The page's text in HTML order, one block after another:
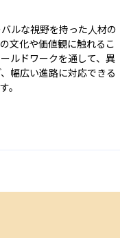
ルな視野を持った人材の
文化や価値観に触れるこ
ルドワークを通して、異
幅広い進路に対応できる
。